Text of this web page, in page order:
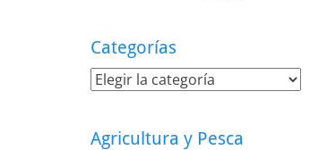
Categorías
Categorías
Agricultura y Pesca